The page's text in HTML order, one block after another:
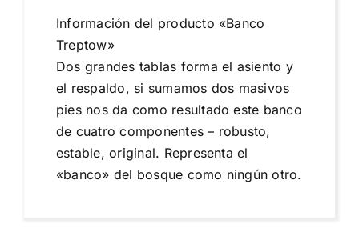
Información del producto «Banco
Treptow»
Dos grandes tablas forma el asiento y
el respaldo, si sumamos dos masivos
pies nos da como resultado este banco
de cuatro componentes – robusto,
estable, original. Representa el
«banco» del bosque como ningún otro.